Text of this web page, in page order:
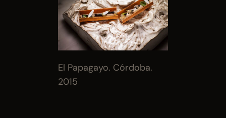
El Papagayo. Córdoba.
2015